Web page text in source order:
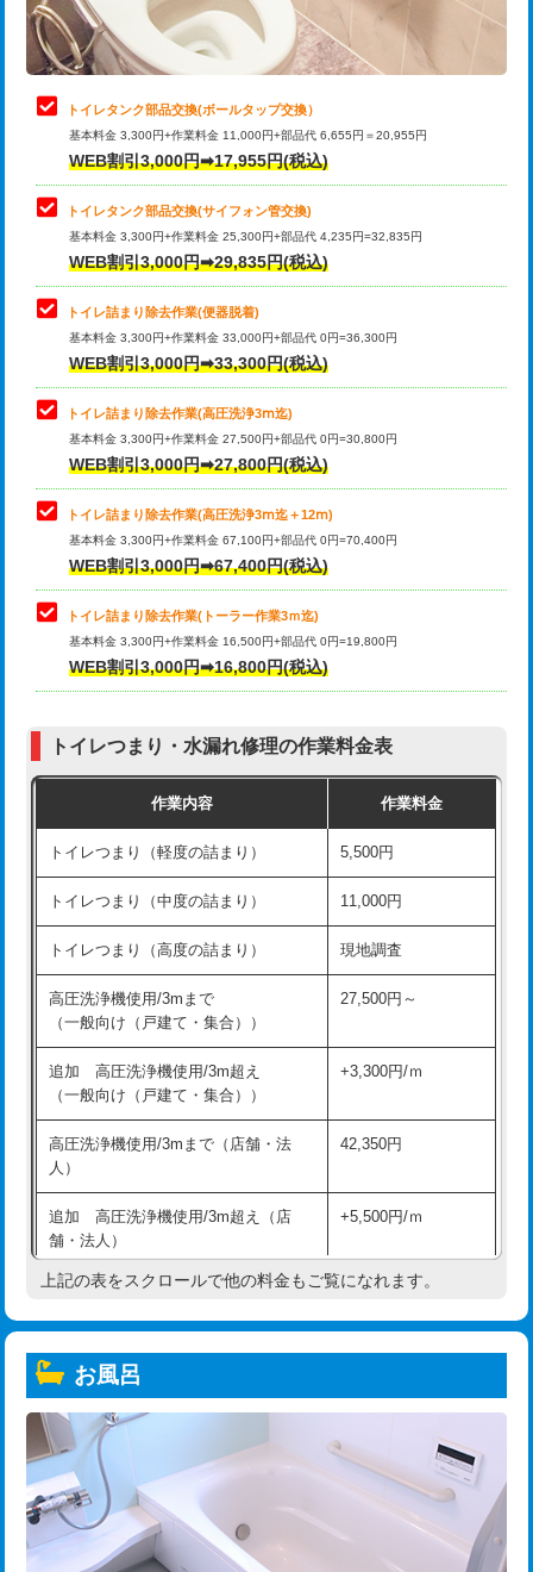
トイレタンク部品交換(ボールタップ交換）
基本料金 3,300円+作業料金 11,000円+部品代 6,655円＝20,955円
WEB割引3,000円➡17,955円(税込)
トイレタンク部品交換(サイフォン管交換)
基本料金 3,300円+作業料金 25,300円+部品代 4,235円=32,835円
WEB割引3,000円➡29,835円(税込)
トイレ詰まり除去作業(便器脱着)
基本料金 3,300円+作業料金 33,000円+部品代 0円=36,300円
WEB割引3,000円➡33,300円(税込)
トイレ詰まり除去作業(高圧洗浄3ⅿ迄)
基本料金 3,300円+作業料金 27,500円+部品代 0円=30,800円
WEB割引3,000円➡27,800円(税込)
トイレ詰まり除去作業(高圧洗浄3ⅿ迄＋12ⅿ)
基本料金 3,300円+作業料金 67,100円+部品代 0円=70,400円
WEB割引3,000円➡67,400円(税込)
トイレ詰まり除去作業(トーラー作業3ｍ迄)
基本料金 3,300円+作業料金 16,500円+部品代 0円=19,800円
WEB割引3,000円➡16,800円(税込)
トイレつまり・水漏れ修理の作業料金表
作業内容 作業料金
トイレつまり（軽度の詰まり） 5,500円
トイレつまり（中度の詰まり） 11,000円
トイレつまり（高度の詰まり） 現地調査
高圧洗浄機使用/3mまで
（一般向け（戸建て・集合））
27,500円～
追加 高圧洗浄機使用/3m超え
（一般向け（戸建て・集合））
+3,300円/ｍ
高圧洗浄機使用/3mまで（店舗・法
人）
42,350円
追加 高圧洗浄機使用/3m超え（店
舗・法人）
+5,500円/ｍ
高度高圧洗浄換 現地調査
トーラー機使用/3mまで
追加トーラー機使用/3m超え
カメラ調査 33,000円
桝清掃 8,800円
上記の表をスクロールで他の料金もご覧になれます。
お風呂